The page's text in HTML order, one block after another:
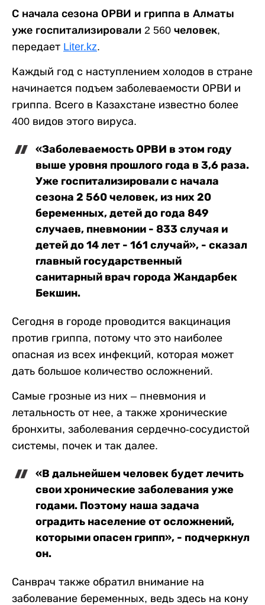
С начала сезона ОРВИ и гриппа в Алматы
уже госпитализировали 2 560 человек,
передает Liter.kz.
Каждый год с наступлением холодов в стране
начинается подъем заболеваемости ОРВИ и
гриппа. Всего в Казахстане известно более
400 видов этого вируса.
«Заболеваемость ОРВИ в этом году
выше уровня прошлого года в 3,6 раза.
Уже госпитализировали с начала
сезона 2 560 человек, из них 20
беременных, детей до года 849
случаев, пневмонии - 833 случая и
детей до 14 лет - 161 случай», - сказал
главный государственный
санитарный врач города Жандарбек
Бекшин.
Сегодня в городе проводится вакцинация
против гриппа, потому что это наиболее
опасная из всех инфекций, которая может
дать большое количество осложнений.
Самые грозные из них – пневмония и
летальность от нее, а также хронические
бронхиты, заболевания сердечно-сосудистой
системы, почек и так далее.
«В дальнейшем человек будет лечить
свои хронические заболевания уже
годами. Поэтому наша задача
оградить население от осложнений,
которыми опасен грипп», - подчеркнул
он.
Санврач также обратил внимание на
заболевание беременных, ведь здесь на кону